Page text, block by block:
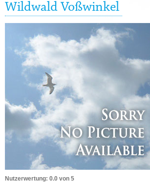
Wildwald Voßwinkel
Nutzerwertung: 0.0 von 5